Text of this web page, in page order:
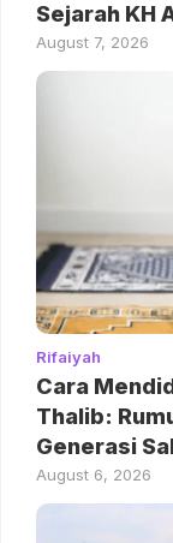
Sejarah KH
August 7, 2026
Rifaiyah
Cara
Thalib:
Generasi
August 6, 2026